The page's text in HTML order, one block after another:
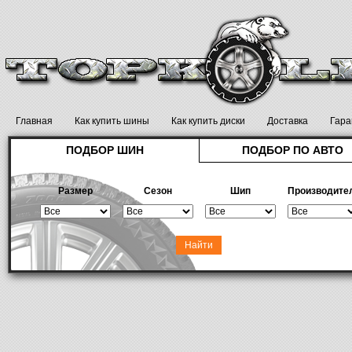
Главная Как купить шины Как купить диски Доставка
ПОДБОР ШИН ПОДБОР ПО АВТО
Размер Сезон Шип